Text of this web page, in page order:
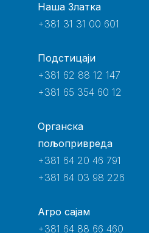
Наша Златка
+381 31 31 00 601
Подстицаји
+381 62 88 12 147
+381 65 354 60 12
Органска
пољопривреда
+381 64 20 46 791
+381 64 03 98 226
Агро сајам
+381 64 88 66 460